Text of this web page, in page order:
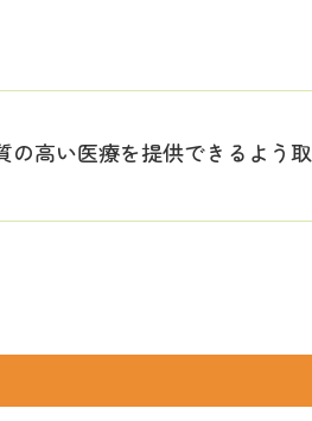
の高い医療を提供できるよう取